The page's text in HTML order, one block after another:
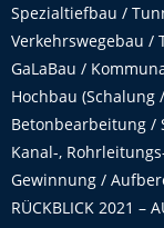
Spezialtiefbau /
Verkehrswegebau /
GaLaBau /
Hochbau (Schalung
Betonbearbeitung /
Kanal-,
Gewinnung /
RÜCKBLICK 2021 –